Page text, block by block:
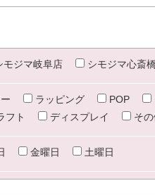
モジマ岐阜店 シモジマ心斎
ラッピング POP
フト ディスプレイ そ
金曜日 土曜日